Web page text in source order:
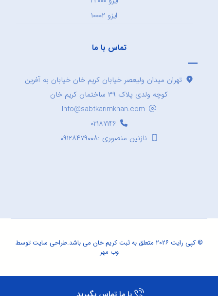
ایزو ۱۰۰۰۲
تماس با ما
تهران میدان ولیعصر خیابان کریم خان خیابان به آفرین
کوچه ولدی پلاک ۳۹ ساختمان کریم خان
Info@sabtkarimkhan.com
۰۲۱۸۷۱۴۶
نازنین منصوری :۰۹۱۲۸۴۷۹۰۰۸
© کپی رایت ۲۰۲۶ متعلق به ثبت کریم خان می باشد. طراحی سایتتوسط
وب مهر